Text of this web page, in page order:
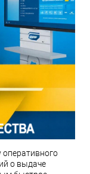
о выдаче